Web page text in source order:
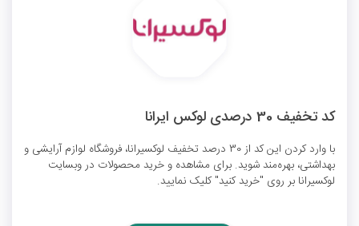
کد تخفیف 30 درصدی لوکس ایرانا
با وارد کردن این کد از 30 درصد تخفیف لوکسیرانا، فروشگاه لوازم آرایشی و
بهداشتی، بهره‌مند شوید. برای مشاهده و خرید محصولات در وبسایت
لوکسیرانا بر روی "خرید کنید" کلیک نمایید.